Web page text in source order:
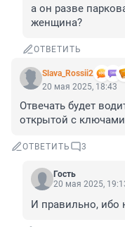
а он разве
женщина?
ОТВЕТИТЬ
Slava_Rossii2
20 мая 2025, 18:43
Отвечать будет
открытой с
ОТВЕТИТЬ 3
Гость
20 мая 2025,
И правильно, ибо